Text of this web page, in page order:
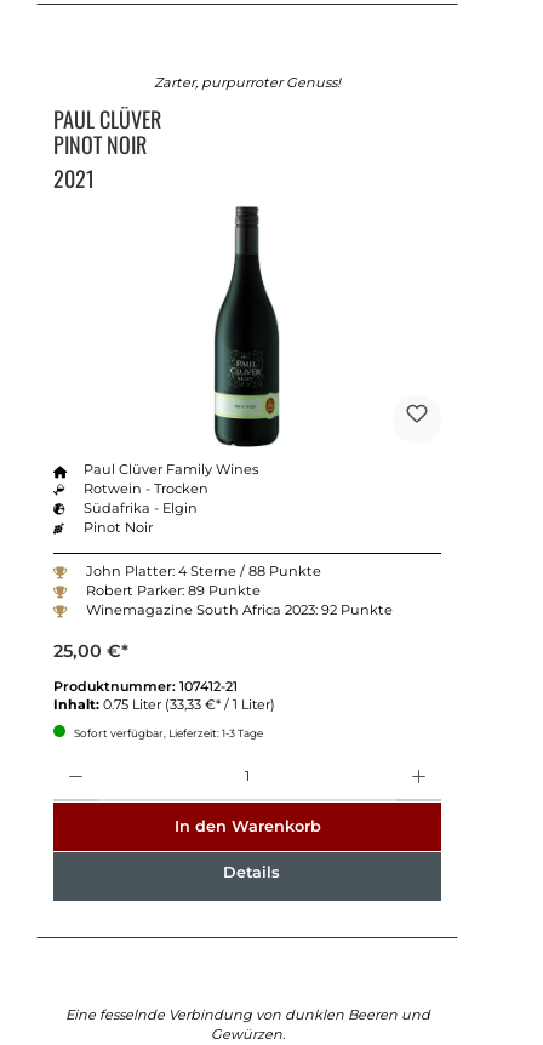
Zarter, purpurroter Genuss!
PAUL CLÜVER
PINOT NOIR
2021
Paul Clüver Family Wines
Rotwein - Trocken
Südafrika - Elgin
Pinot Noir
John Platter: 4 Sterne / 88 Punkte
Robert Parker: 89 Punkte
Winemagazine South Africa 2023: 92 Punkte
25,00 €*
Produktnummer: 107412-21
Inhalt: 0.75 Liter (33,33 €* / 1 Liter)
Sofort verfügbar, Lieferzeit: 1-3 Tage
In den Warenkorb
Details
Eine fesselnde Verbindung von dunklen Beeren und
Gewürzen.